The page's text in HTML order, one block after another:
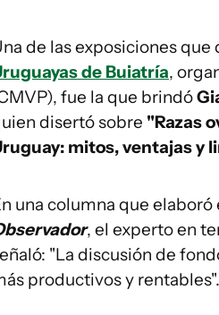
de las exposiciones
de Buiatría,
fue la que brindó
disertó sobre "Razas
mitos, ventajas y
una columna que
, el experto en
"La discusión de
productivos y rentables".